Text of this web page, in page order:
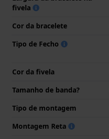
fivela
Cor da bracelete
Tipo de Fecho
Cor da fivela
Tamanho de banda?
Tipo de montagem
Montagem Reta